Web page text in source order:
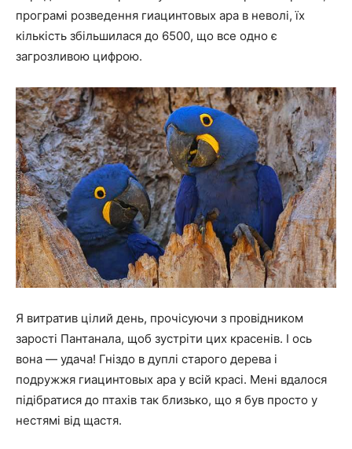
програмі розведення гиацинтовых ара в неволі, їх
кількість збільшилася до 6500, що все одно є
загрозливою цифрою.
Я витратив цілий день, прочісуючи з провідником
зарості Пантанала, щоб зустріти цих красенів. І ось
вона — удача! Гніздо в дуплі старого дерева і
подружжя гиацинтовых ара у всій красі. Мені вдалося
підібратися до птахів так близько, що я був просто у
нестямі від щастя.